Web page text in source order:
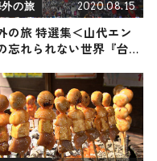
外の旅 2020.08.15
の旅 特選集＜山代エン
忘れられない世界『台湾